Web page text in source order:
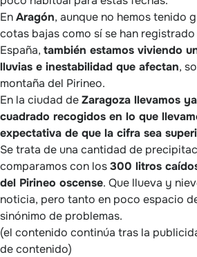
EnAragón, aunque no hemos tenido
cotas bajas como sí se han
España, también estamos viviendo
lluvias e inestabilidad que afectan,
montaña del Pirineo.
En la ciudad deZaragoza llevamos
cuadrado recogidos en lo que
expectativa de que la cifra sea
Se trata de una cantidad de
comparamos con los300 litros
del Pirineo oscense. Que llueva y
noticia, pero tanto en poco espacio
sinónimo de problemas.
(el contenido continúa tras la
de contenido)